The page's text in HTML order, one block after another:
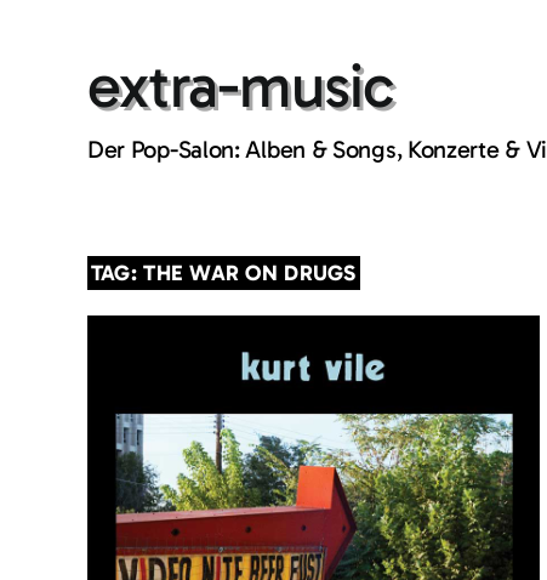
extra-music
Der Pop-Salon: Alben & Songs, Konzerte &
TAG: THE WAR ON DRUGS